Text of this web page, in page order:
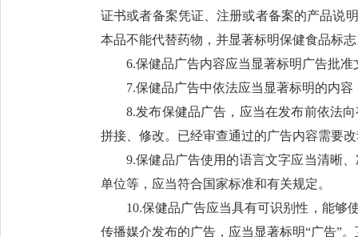
证书或者备案凭证、注册或者备案的产品说
本品不能代替药物，并显著标明保健食品标
6.保健品广告内容应当显著标明广告批准
7.保健品广告中依法应当显著标明的内
8.发布保健品广告，应当在发布前依法
拼接、修改。已经审查通过的广告内容需要
9.保健品广告使用的语言文字应当清晰
单位等，应当符合国家标准和有关规定。
10.保健品广告应当具有可识别性，能够
传播媒介发布的广告，应当显著标明“广告”